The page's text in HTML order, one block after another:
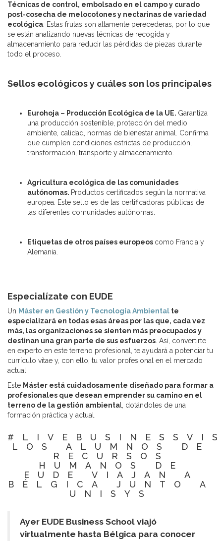
Técnicas de control, embolsado en el campo y curado
post-cosecha de melocotones y nectarinas de variedad
ecológica . Estas frutas son altamente perecederas, por lo que
se están analizando nuevas técnicas de recogida y
almacenamiento para reducir las pérdidas de piezas durante
todo el proceso.
Sellos ecológicos y cuáles son los principales
Eurohoja – Producción Ecológica de la UE. Garantiza
una producción sostenible, protección del medio
ambiente, calidad, normas de bienestar animal. Confirma
que cumplen condiciones estrictas de producción,
transformación, transporte y almacenamiento.
Agricultura ecológica de las comunidades
autónomas. Productos certificados según la normativa
europea. Este sello es de las certificadoras públicas de
las diferentes comunidades autónomas.
Etiquetas de otros países europeos como Francia y
Alemania.
Especialízate con EUDE
Un Máster en Gestión y Tecnología Ambiental te
especializará en todas esas áreas por las que, cada vez
más, las organizaciones se sienten más preocupados y
destinan una gran parte de sus esfuerzos . Así, convertirte
en experto en este terreno profesional, te ayudará a potenciar tu
currículo vitae y, con ello, tu valor profesional en el mercado
actual.
Este Máster está cuidadosamente diseñado para formar a
profesionales que desean emprender su camino en el
terreno de la gestión ambienta l, dotándoles de una
formación práctica y actual.
LOS ALUMNOS DE
RECURSOS
HUMANOS DE
EUDE VIAJAN A
BÉLGICA JUNTO A
UNISYS
Ayer EUDE Business School viajó
virtualmente hasta Bélgica para conocer